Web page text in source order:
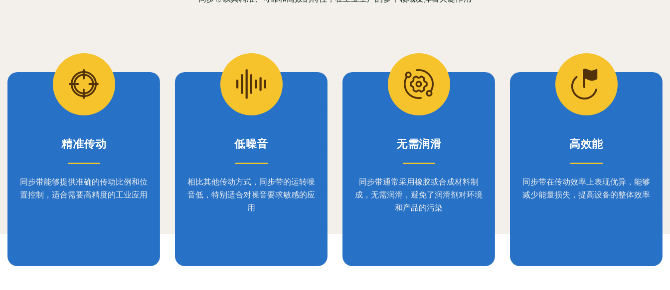
精准传动
同步带能够提供准确的传动比例和位
置控制，适合需要高精度的工业应用
低噪音
相比其他传动方式，同步带的运转噪
音低，特别适合对噪音要求敏感的应
用
无需润滑
同步带通常采用橡胶或合成材料制
成，无需润滑，避免了润滑剂对环境
和产品的污染
高效能
同步带在传动效率上表现优异，能够
减少能量损失，提高设备的整体效率